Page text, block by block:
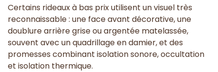
Certains rideaux à bas prix utilisent un visuel très
reconnaissable : une face avant décorative, une
doublure arrière grise ou argentée matelassée,
souvent avec un quadrillage en damier, et des
promesses combinant isolation sonore, occultation
et isolation thermique.